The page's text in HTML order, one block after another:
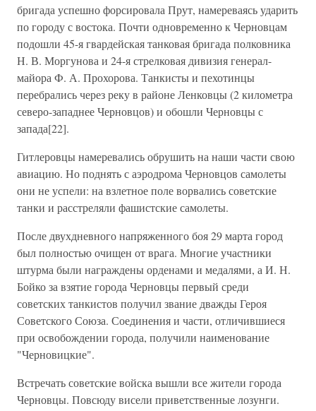
бригада успешно форсировала Прут, намереваясь ударить
по городу с востока. Почти одновременно к Черновцам
подошли 45-я гвардейская танковая бригада полковника
Н. В. Моргунова и 24-я стрелковая дивизия генерал-
майора Ф. А. Прохорова. Танкисты и пехотинцы
перебрались через реку в районе Ленковцы (2 километра
северо-западнее Черновцов) и обошли Черновцы с
запада[22].
Гитлеровцы намеревались обрушить на наши части свою
авиацию. Но поднять с аэродрома Черновцов самолеты
они не успели: на взлетное поле ворвались советские
танки и расстреляли фашистские самолеты.
После двухдневного напряженного боя 29 марта город
был полностью очищен от врага. Многие участники
штурма были награждены орденами и медалями, а И. Н.
Бойко за взятие города Черновцы первый среди
советских танкистов получил звание дважды Героя
Советского Союза. Соединения и части, отличившиеся
при освобождении города, получили наименование
"Черновицкие".
Встречать советские войска вышли все жители города
Черновцы. Повсюду висели приветственные лозунги.